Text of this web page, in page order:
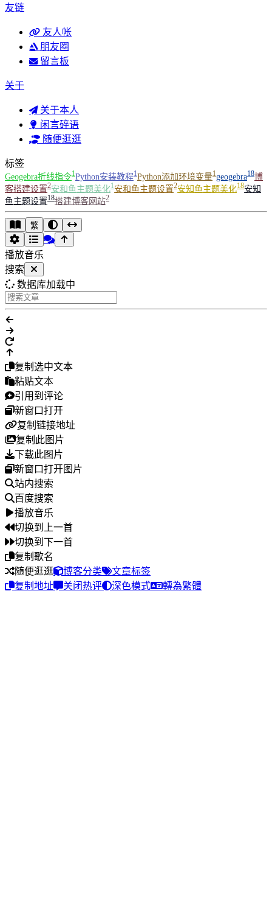
友链
友人帐
朋友圈
留言板
关于
关于本人
闲言碎语
随便逛逛
标签
Geogebra折线指令1Python安装教程1Python添加环境变量1geogebra18博
客搭建设置2安和鱼主题美化1安和鱼主题设置2安知鱼主题美化18安知
鱼主题设置18搭建博客网站2
繁
播放音乐
搜索
数据库加载中
复制选中文本
粘贴文本
引用到评论
新窗口打开
复制链接地址
复制此图片
下载此图片
新窗口打开图片
站内搜索
百度搜索
播放音乐
切换到上一首
切换到下一首
复制歌名
随便逛逛
博客分类
文章标签
复制地址
关闭热评 深色模式 轉為繁體